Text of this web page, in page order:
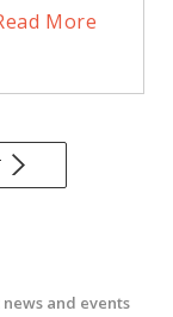
More
and events